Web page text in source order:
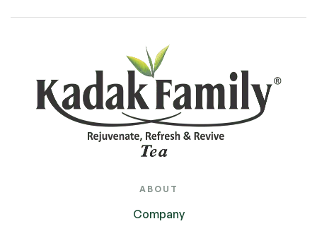
ABOUT
Company